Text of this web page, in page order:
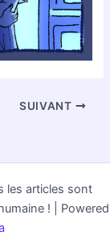
SUIVANT
les articles sont
! | Powered